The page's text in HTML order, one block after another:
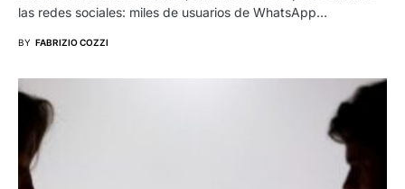
las redes sociales: miles de usuarios de WhatsApp…
BY FABRIZIO COZZI